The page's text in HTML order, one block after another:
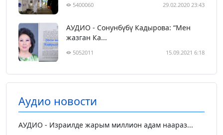
5400060 29.02.2020 23:43
АУДИО - Сонунбүбү Кадырова: “Мен
жазган Ка...
5052011 15.09.2021 6:18
Аудио новости
АУДИО - Израилде жарым миллион адам наараз...